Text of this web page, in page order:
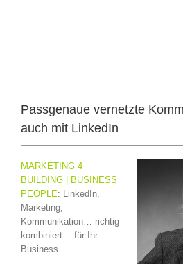
Passgenaue vernetzte
auch mit LinkedIn
MARKETING 4
BUILDING | BUSINESS
PEOPLE: LinkedIn,
Marketing,
Kommunikation… richtig
kombiniert… für Ihr
Business.